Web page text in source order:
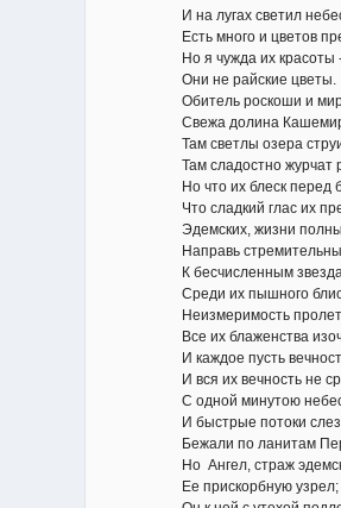
И на лугах светил
Есть много и цветов
Но я чужда их красоты
Oни не райские цветы.
Oбитель роскоши и
Свежа долина
Там светлы озера
Там сладостно журчат
Но что их блеск перед
Что сладкий глас их пред
Эдемских, жизни полных
Направь стремительный
К бесчисленным звездам
Среди их пышного
Неизмеримость
Все их блаженства
И каждое пусть вечность
И вся их вечность не
С одной минутою
И быстрые потоки слез
Бежали по ланитам
Но Ангел, страж
Ее прискорбную узрел;